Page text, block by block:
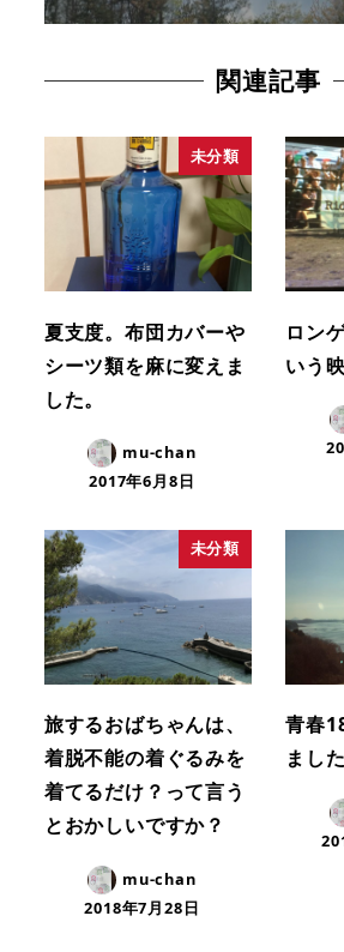
関連記事
未分類
夏支度。布団カバーや
シーツ類を麻に変えま
した。
mu-chan
2017年6月8日
ロン
いう
未分類
旅するおばちゃんは、
着脱不能の着ぐるみを
着てるだけ？って言う
とおかしいですか？
mu-chan
2018年7月28日
青春
ました